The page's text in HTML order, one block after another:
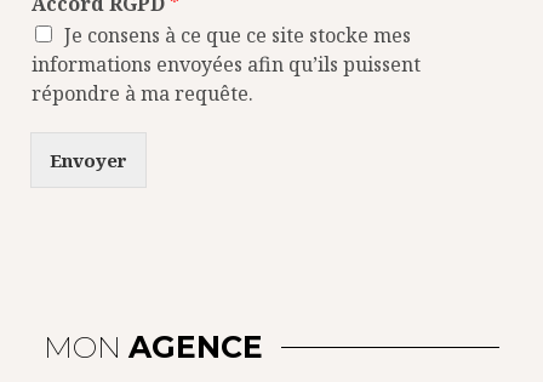
Je consens à ce que ce site stocke mes
informations envoyées afin qu’ils puissent
répondre à ma requête.
Envoyer
MON AGENCE